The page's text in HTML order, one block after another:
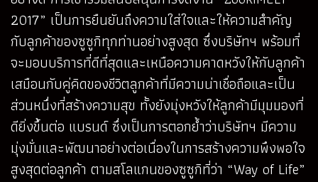
2017” เป็นการยืนยันถึงความใส่ใจและให้ความสำคัญ
กับลูกค้าของซูซูกิทุกท่านอย่างสูงสุด ซึ่งบริษัทฯ พร้อมที่
จะมอบบริการที่ดีที่สุดและเหนือความคาดหวังให้กับลูกค้า
เสมือนกับคู่คิดของชีวิตลูกค้าที่มีความน่าเชื่อถือและเป็น
ส่วนหนึ่งที่สร้างความสุข ทั้งยังมุ่งหวังให้ลูกค้ามีมุมมองที่
ดียิ่งขึ้นต่อ แบรนด์ ซึ่งเป็นการตอกย้ำว่าบริษัทฯ มีความ
มุ่งมั่นและพัฒนาอย่างต่อเนื่องในการสร้างความพึงพอใจ
สูงสุดต่อลูกค้า ตามสโลแกนของซูซูกิที่ว่า “Way of Life”